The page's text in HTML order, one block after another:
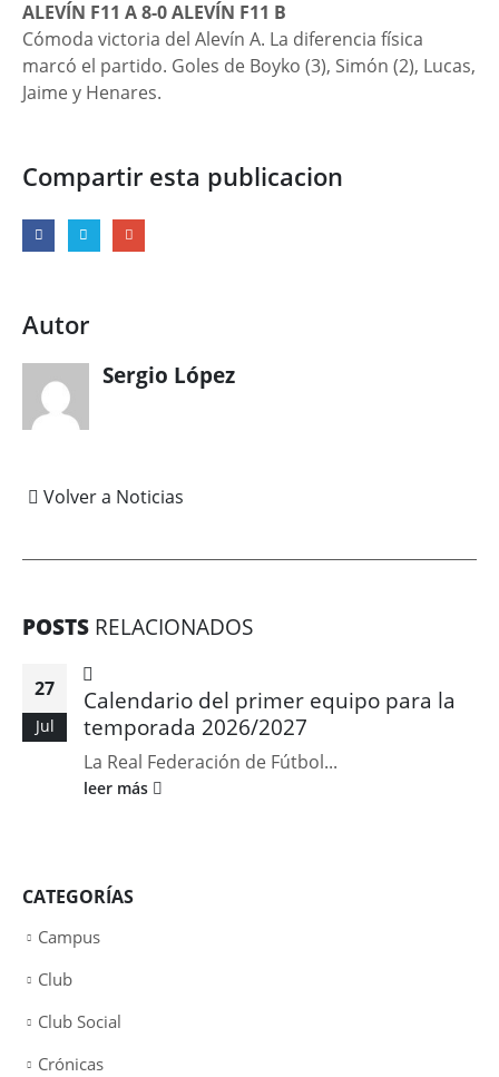
ALEVÍN F11 A 8-0 ALEVÍN F11 B
Cómoda victoria del Alevín A. La diferencia física
marcó el partido. Goles de Boyko (3), Simón (2), Lucas,
Jaime y Henares.
Compartir esta publicacion
Autor
Sergio López
Volver a Noticias
POSTS RELACIONADOS
27
Jul
Calendario del primer equipo para la
temporada 2026/2027
La Real Federación de Fútbol...
leer más
CATEGORÍAS
Campus
Club
Club Social
Crónicas